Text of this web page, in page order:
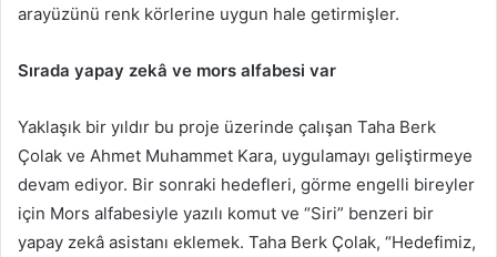
arayüzünü renk körlerine uygun hale getirmişler.
Sırada yapay zekâ ve mors alfabesi var
Yaklaşık bir yıldır bu proje üzerinde çalışan Taha Berk
Çolak ve Ahmet Muhammet Kara, uygulamayı geliştirmeye
devam ediyor. Bir sonraki hedefleri, görme engelli bireyler
için Mors alfabesiyle yazılı komut ve “Siri” benzeri bir
yapay zekâ asistanı eklemek. Taha Berk Çolak, “Hedefimiz,